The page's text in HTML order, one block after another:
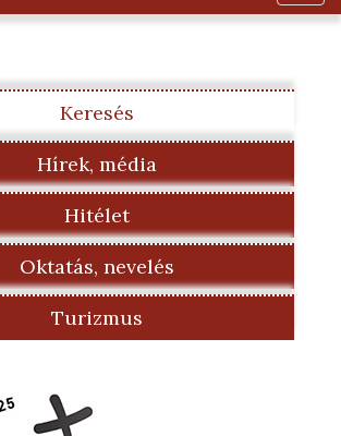
Keresés
Hírek, média
Hitélet
Oktatás, nevelés
Turizmus